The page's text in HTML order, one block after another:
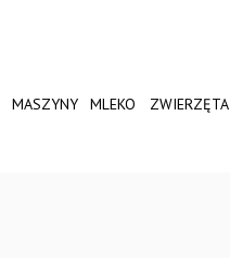
MASZYNY MLEKO ZWIERZĘTA